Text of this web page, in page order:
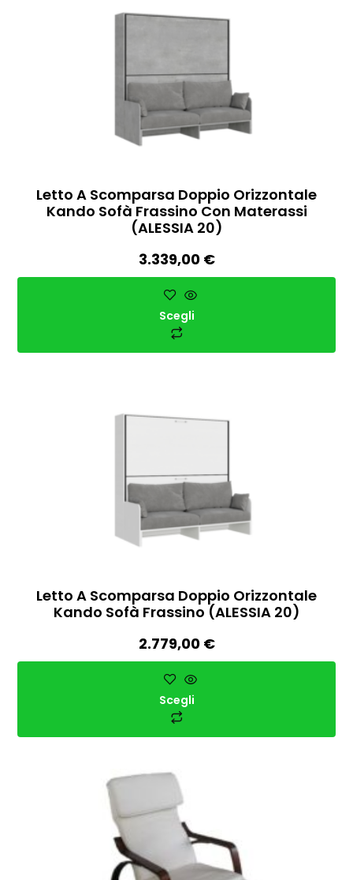
Letto A Scomparsa Doppio Orizzontale
Kando Sofà Frassino Con Materassi
(ALESSIA 20)
3.339,00 €
Scegli
Letto A Scomparsa Doppio Orizzontale
Kando Sofà Frassino (ALESSIA 20)
2.779,00 €
Scegli